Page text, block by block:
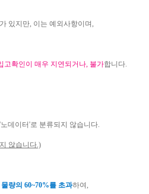
있지만, 이는 예외사항이며,
고확인이 매우 지연되거나, 불가합니다.
데이터'로 분류되지 않습니다.
않습니다.)
량의 60~70%를 초과하여,